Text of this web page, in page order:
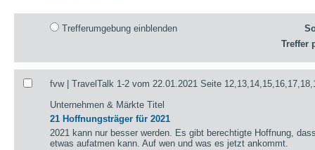
Trefferumgebung einblenden
Treffer
fvw | TravelTalk 1-2 vom 22.01.2021 Seite
Unternehmen & Märkte Titel
21 Hoffnungsträger für 2021
2021 kann nur besser werden. Es gibt berechtigte Hoffnung,
etwas aufatmen kann. Auf wen und was es jetzt ankommt.